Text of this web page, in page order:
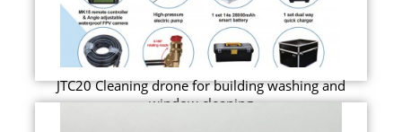
JTC20 Cleaning drone for building washing and
window cleaning